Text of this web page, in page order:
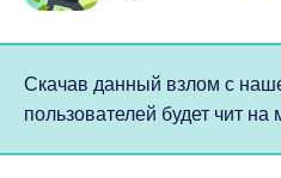
Скачав данный взлом с
пользователей будет чит на